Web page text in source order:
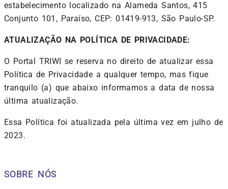
estabelecimento localizado na Alameda Santos, 415
Conjunto 101, Paraíso, CEP: 01419-913, São Paulo-SP.
ATUALIZAÇÃO NA POLÍTICA DE PRIVACIDADE:
O Portal TRIWI se reserva no direito de atualizar essa
Política de Privacidade a qualquer tempo, mas fique
tranquilo (a) que abaixo informamos a data de nossa
última atualização.
Essa Política foi atualizada pela última vez em julho de
2023.
SOBRE NÓS